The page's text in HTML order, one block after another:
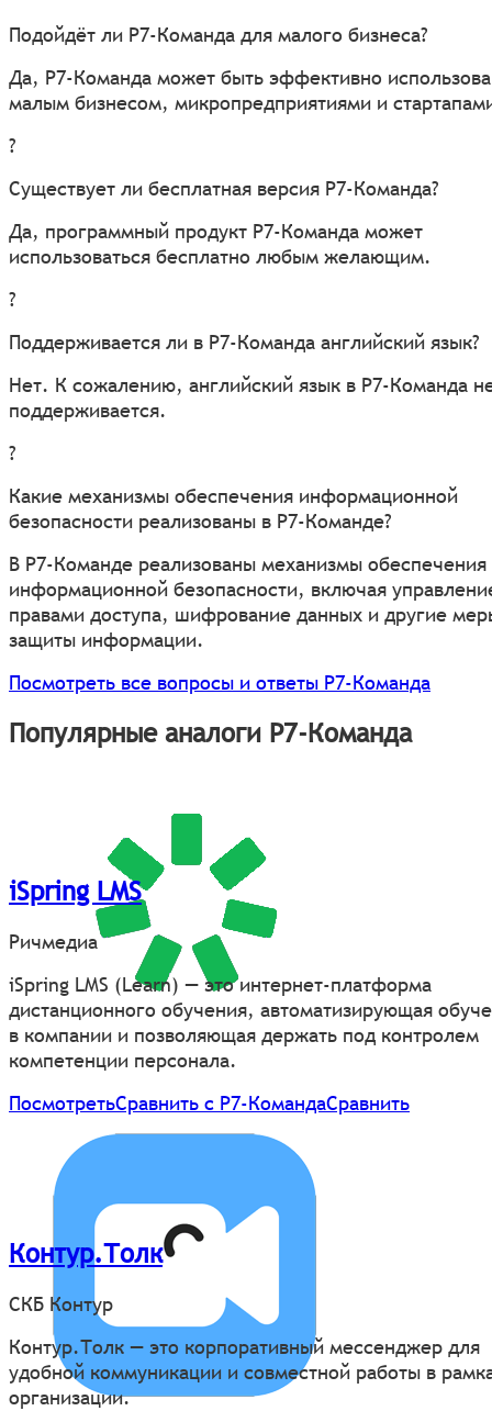
Подойдёт ли Р7-Команда для малого бизнеса?
Да, Р7-Команда может быть эффективно
малым бизнесом, микропредприятиями и
?
Существует ли бесплатная версия Р7-Команда?
Да, программный продукт Р7-Команда может
использоваться бесплатно любым желающим.
?
Поддерживается ли в Р7-Команда английский язык?
Нет. К сожалению, английский язык в Р7-Команда
поддерживается.
?
Какие механизмы обеспечения информационной
безопасности реализованы в Р7-Команде?
В Р7-Команде реализованы механизмы обеспечения
информационной безопасности, включая
правами доступа, шифрование данных и другие
защиты информации.
Посмотреть все вопросы и ответы Р7-Команда
Популярные аналоги Р7-Команда
iSpring LMS
Ричмедиа
iSpring LMS (Learn) — это интернет-платформа
дистанционного обучения, автоматизирующая
в компании и позволяющая держать под контролем
компетенции персонала.
ПосмотретьСравнить с Р7-КомандаСравнить
Контур.Толк
СКБ Контур
Контур.Толк — это корпоративный мессенджер для
удобной коммуникации и совместной работы в
организации.